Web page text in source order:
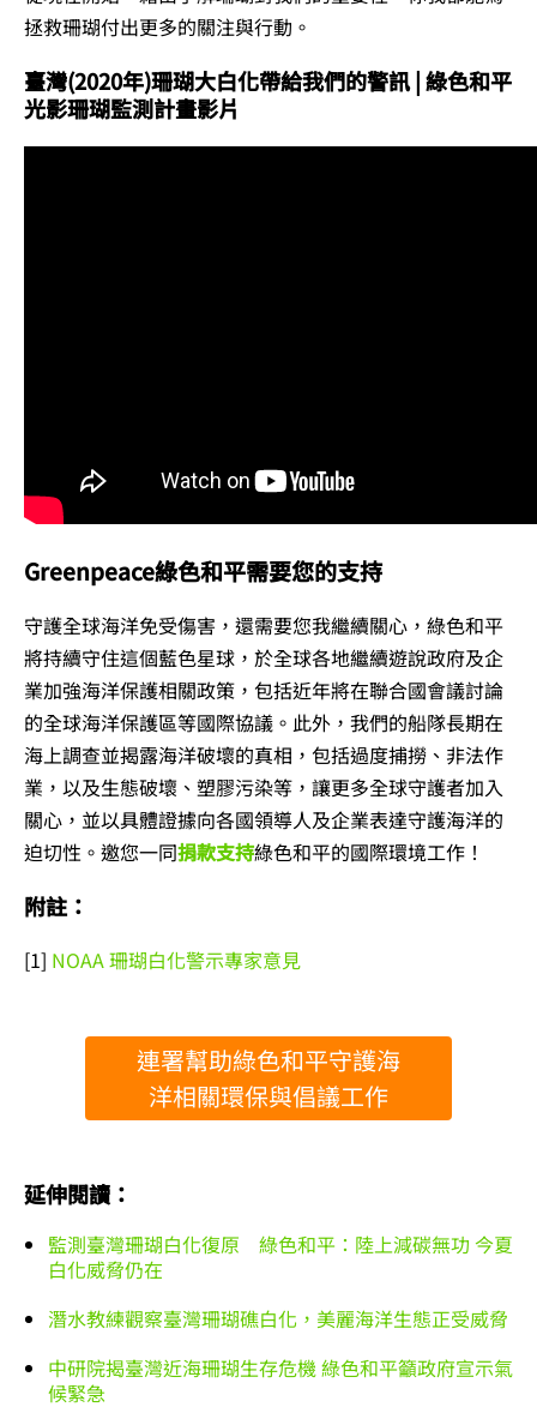
拯救珊瑚付出更多的關注與行動。
臺灣(2020年)珊瑚大白化帶給我們的警訊 | 綠色和平
光影珊瑚監測計畫影片
Greenpeace綠色和平需要您的支持
守護全球海洋免受傷害，還需要您我繼續關心，綠色和平
將持續守住這個藍色星球，於全球各地繼續遊說政府及企
業加強海洋保護相關政策，包括近年將在聯合國會議討論
的全球海洋保護區等國際協議。此外，我們的船隊長期在
海上調查並揭露海洋破壞的真相，包括過度捕撈、非法作
業，以及生態破壞、塑膠污染等，讓更多全球守護者加入
關心，並以具體證據向各國領導人及企業表達守護海洋的
迫切性。邀您一同捐款支持綠色和平的國際環境工作！
附註：
[1] NOAA 珊瑚白化警示專家意見
連署幫助綠色和平守護海
洋相關環保與倡議工作
延伸閱讀：
監測臺灣珊瑚白化復原 綠色和平：陸上減碳無功 今夏
白化威脅仍在
潛水教練觀察臺灣珊瑚礁白化，美麗海洋生態正受威脅
中研院揭臺灣近海珊瑚生存危機 綠色和平籲政府宣示氣
候緊急